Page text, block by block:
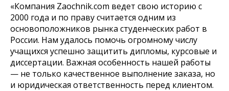
«Компания Zaochnik.com ведет свою историю с
2000 года и по праву считается одним из
основоположников рынка студенческих работ в
России. Нам удалось помочь огромному числу
учащихся успешно защитить дипломы, курсовые и
диссертации. Важная особенность нашей работы
— не только качественное выполнение заказа, но
и юридическая ответственность перед клиентом.